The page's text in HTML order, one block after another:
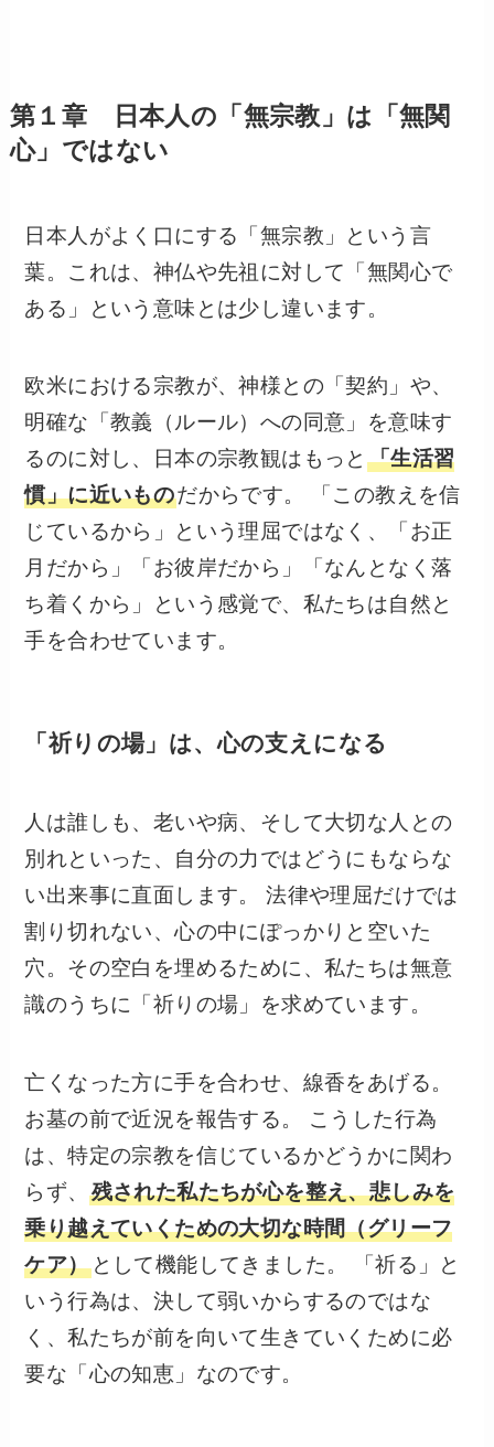
第１章 日本人の「無宗教」は「無関
心」ではない
日本人がよく口にする「無宗教」という言
葉。これは、神仏や先祖に対して「無関心で
ある」という意味とは少し違います。
欧米における宗教が、神様との「契約」や、
明確な「教義（ルール）への同意」を意味す
るのに対し、日本の宗教観はもっと 「生活習
慣」に近いものだからです。 「この教えを信
じているから」という理屈ではなく、「お正
月だから」「お彼岸だから」「なんとなく落
ち着くから」という感覚で、私たちは自然と
手を合わせています。
「祈りの場」は、心の支えになる
人は誰しも、老いや病、そして大切な人との
別れといった、自分の力ではどうにもならな
い出来事に直面します。 法律や理屈だけでは
割り切れない、心の中にぽっかりと空いた
穴。その空白を埋めるために、私たちは無意
識のうちに「祈りの場」を求めています。
亡くなった方に手を合わせ、線香をあげる。
お墓の前で近況を報告する。 こうした行為
は、特定の宗教を信じているかどうかに関わ
らず、 残された私たちが心を整え、悲しみを
乗り越えていくための大切な時間（グリーフ
ケア）として機能してきました。 「祈る」と
いう行為は、決して弱いからするのではな
く、私たちが前を向いて生きていくために必
要な「心の知恵」なのです。